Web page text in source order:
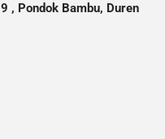
, Pondok Bambu, Duren